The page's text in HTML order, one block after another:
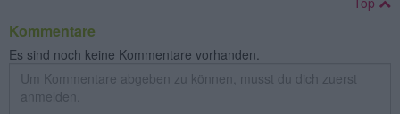
Kommentare
Es sind noch keine Kommentare vorhanden.